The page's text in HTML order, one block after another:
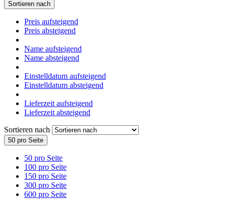
Sortieren nach
Preis aufsteigend
Preis absteigend
Name aufsteigend
Name absteigend
Einstelldatum aufsteigend
Einstelldatum absteigend
Lieferzeit aufsteigend
Lieferzeit absteigend
Sortieren nach
50 pro Seite
50 pro Seite
100 pro Seite
150 pro Seite
300 pro Seite
600 pro Seite